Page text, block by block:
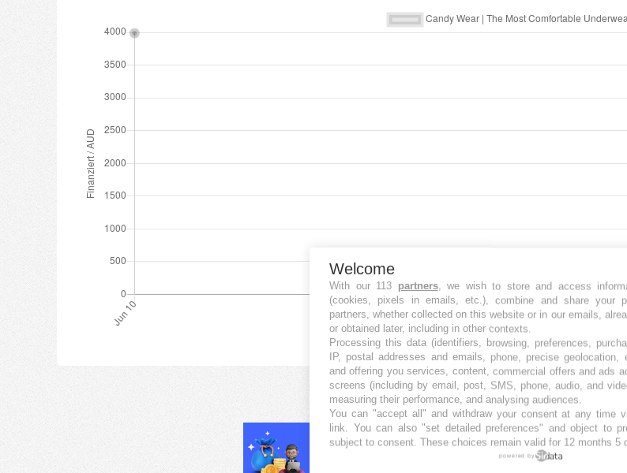
Welcome
With our 113 partners, we wish to store and access
(cookies, pixels in emails, etc.), combine and share your
partners, whether collected on this website or in our emails,
or obtained later, including in other contexts.
Processing this data (identifiers, browsing, preferences,
IP, postal addresses and emails, phone, precise geolocation,
and offering you services, content, commercial offers and ads
screens (including by email, post, SMS, phone, audio, and
measuring their performance, and analysing audiences.
You can "accept all" and withdraw your consent at any time
link. You can also "set detailed preferences" and object to
subject to consent. These choices remain valid for 12 months 5
powered by